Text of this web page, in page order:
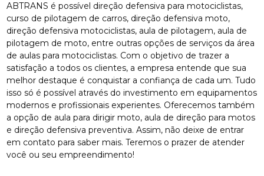
ABTRANS é possível direção defensiva para motociclistas,
curso de pilotagem de carros, direção defensiva moto,
direção defensiva motociclistas, aula de pilotagem, aula de
pilotagem de moto, entre outras opções de serviços da área
de aulas para motociclistas. Com o objetivo de trazer a
satisfação a todos os clientes, a empresa entende que sua
melhor destaque é conquistar a confiança de cada um. Tudo
isso só é possível através do investimento em equipamentos
modernos e profissionais experientes. Oferecemos também
a opção de aula para dirigir moto, aula de direção para motos
e direção defensiva preventiva. Assim, não deixe de entrar
em contato para saber mais. Teremos o prazer de atender
você ou seu empreendimento!